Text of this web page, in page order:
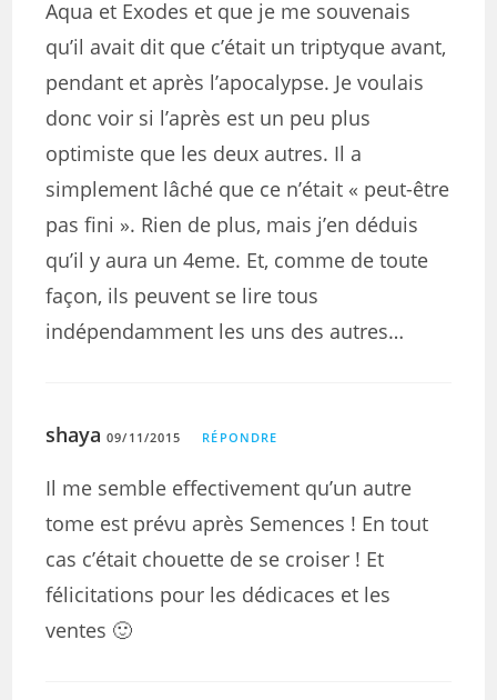
Aqua et Exodes et que je me souvenais
qu’il avait dit que c’était un triptyque avant,
pendant et après l’apocalypse. Je voulais
donc voir si l’après est un peu plus
optimiste que les deux autres. Il a
simplement lâché que ce n’était « peut-être
pas fini ». Rien de plus, mais j’en déduis
qu’il y aura un 4eme. Et, comme de toute
façon, ils peuvent se lire tous
indépendamment les uns des autres…
shaya 09/11/2015 RÉPONDRE
Il me semble effectivement qu’un autre
tome est prévu après Semences ! En tout
cas c’était chouette de se croiser ! Et
félicitations pour les dédicaces et les
ventes 🙂